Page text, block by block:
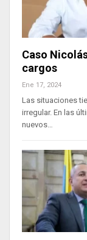
Caso
cargos
Ene 17, 2024
Las situaciones
irregular. En las
nuevos…